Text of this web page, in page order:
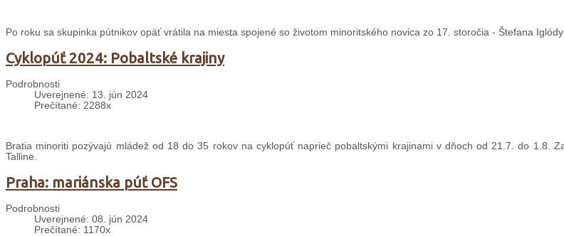
Po roku sa skupinka pútnikov opäť vrátila na miesta spojené so životom minoritského novica zo 17. storočia - Štefana
Cyklopúť 2024: Pobaltské krajiny
Podrobnosti
Uverejnené: 13. jún 2024
Prečítané: 2288x
Bratia minoriti pozývajú mládež od 18 do 35 rokov na cyklopúť naprieč pobaltskými krajinami v dňoch od 21.7. do 1.8.
Talline.
Praha: mariánska púť OFS
Podrobnosti
Uverejnené: 08. jún 2024
Prečítané: 1170x